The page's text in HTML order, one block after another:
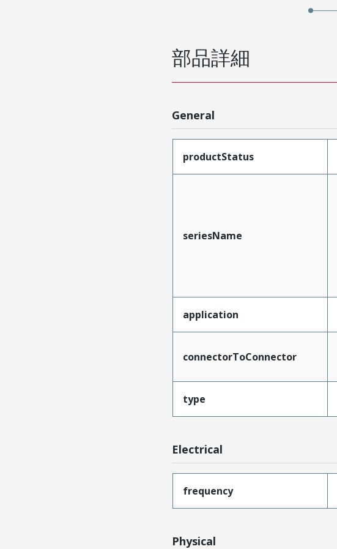
部品詳細
General
productStatus
seriesName
application
connectorToConnector
type
Electrical
frequency
Physical